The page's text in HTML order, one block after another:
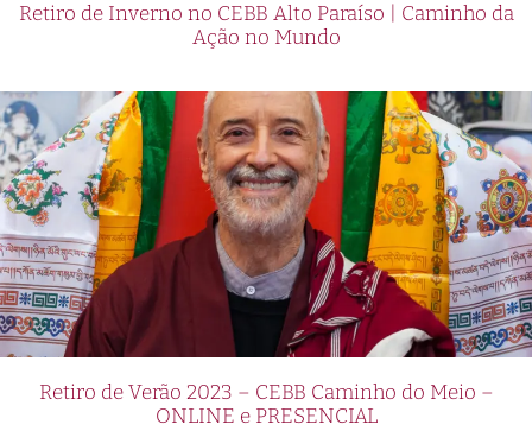
Retiro de Inverno no CEBB Alto Paraíso | Caminho da
Ação no Mundo
Retiro de Verão 2023 – CEBB Caminho do Meio –
ONLINE e PRESENCIAL